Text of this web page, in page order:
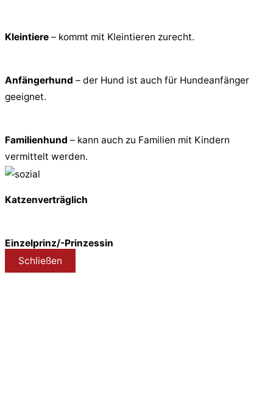
Kleintiere – kommt mit Kleintieren zurecht.
Anfängerhund – der Hund ist auch für Hundeanfänger
geeignet.
Familienhund – kann auch zu Familien mit Kindern
vermittelt werden.
Katzenverträglich
Einzelprinz/-Prinzessin
Schließen